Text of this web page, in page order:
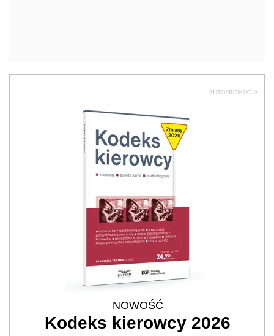
AUTOPROMOCJA
NOWOŚĆ
Kodeks kierowcy 2026